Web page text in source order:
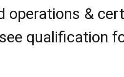
operations &
qualification